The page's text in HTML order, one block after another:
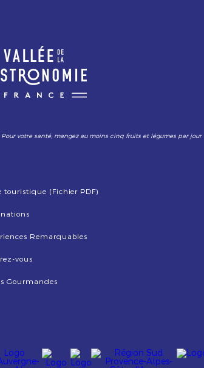
Pour votre santé, mangez au moins cinq fruits et légumes par jour
touristique (Fichier PDF)
Remarquables
vous
Gourmandes
Image ImageImage Image